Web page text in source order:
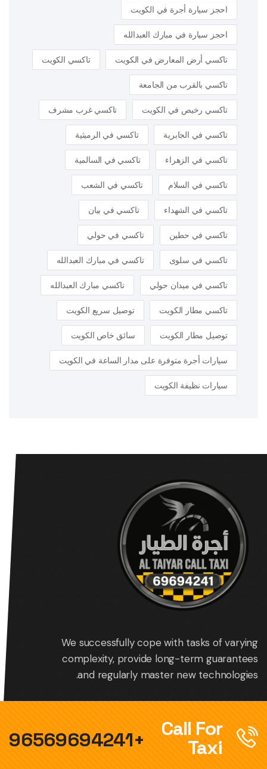
احجز سيارة أجرة في الكويت
احجز سيارة في مبارك العبدالله
تاكسي أرض المعارض في الكويت تاكسي الكويت
تاكسي بالقرب من الجامعة
تاكسي رخيص في الكويت تاكسي غرب مشرف
تاكسي في الجابرية تاكسي في الرميثية
تاكسي في الزهراء تاكسي في السالمية
تاكسي في السلام تاكسي في الشعب
تاكسي في الشهداء تاكسي في بيان
تاكسي في حطين تاكسي في حولي
تاكسي في سلوى تاكسي في مبارك العبدالله
تاكسي في ميدان حولي تاكسي مبارك العبدالله
تاكسي مطار الكويت توصيل سريع الكويت
توصيل مطار الكويت سائق خاص الكويت
سيارات أجرة متوفرة على مدار الساعة في الكويت
سيارات نظيفة الكويت
We successfully cope with tasks of varying
complexity, provide long-term guarantees
and regularly master new technologies.
Call For
Taxi
+96569694241